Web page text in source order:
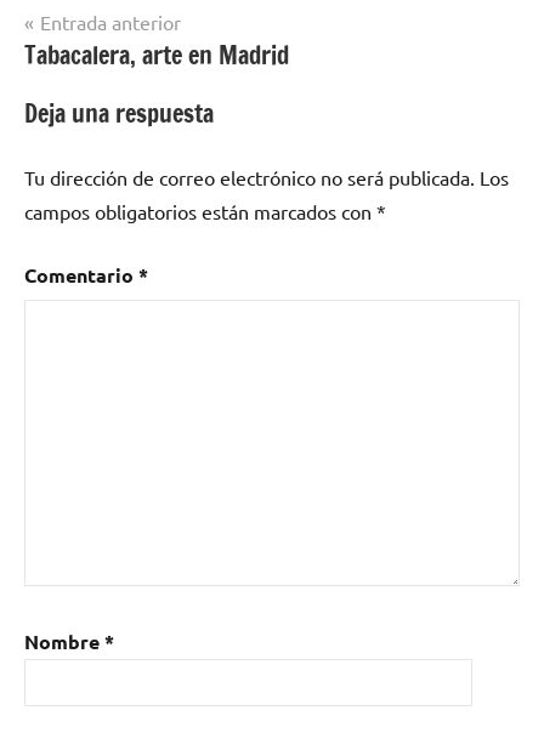
Navegación
de
entradas
Entrada anterior
Tabacalera, arte en Madrid
Deja una respuesta
Tu dirección de correo electrónico no será publicada. Los
campos obligatorios están marcados con *
Comentario *
Nombre*